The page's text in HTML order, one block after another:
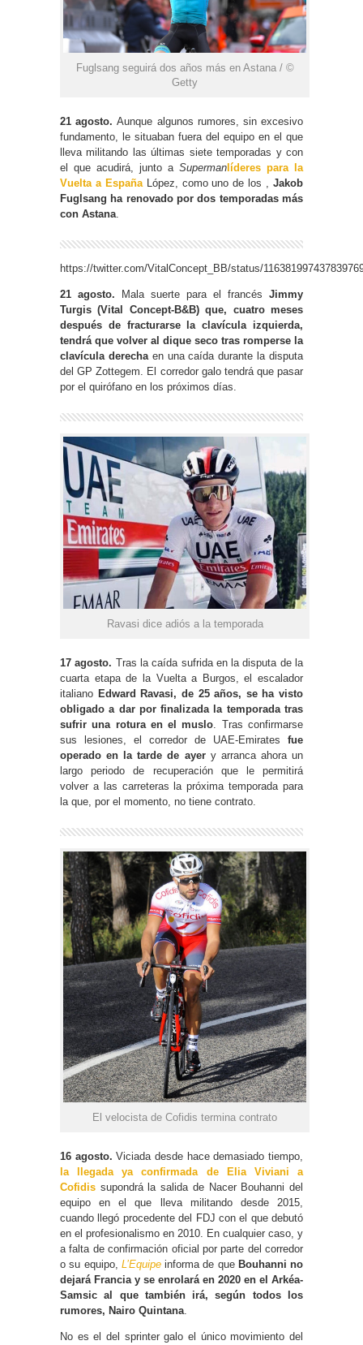
Fuglsang seguirá dos años más en Astana / ©
Getty
21 agosto.Aunque algunos rumores, sin excesivo
fundamento, le situaban fuera del equipo en el que
lleva militando las últimas siete temporadas y con
el que acudirá, junto a Superman líderes para la
Vuelta a EspañaLópez, como uno de los ,Jakob
Fuglsang ha renovado por dos temporadas más
con Astana
https://twitter.com/VitalConcept_BB/status/
21 agosto. Mala suerte para el francés Jimmy
Turgis (Vital Concept-B&B) que, cuatro meses
después de fracturarse la clavícula izquierda,
tendrá que volver al dique seco tras romperse la
clavícula derechaen una caída durante la disputa
del GP Zottegem. El corredor galo tendrá que pasar
por el quirófano en los próximos días.
Ravasi dice adiós a la temporada
17 agosto. Tras la caída sufrida en la disputa de la
cuarta etapa de la Vuelta a Burgos, el escalador
italiano Edward Ravasi, de 25 años, se ha visto
obligado a dar por finalizada la temporada tras
sufrir una rotura en el muslo . Tras confirmarse
sus lesiones, el corredor de UAE-Emirates fue
operado en la tarde de ayery arranca ahora un
largo periodo de recuperación que le permitirá
volver a las carreteras la próxima temporada para
la que, por el momento, no tiene contrato.
El velocista de Cofidis termina contrato
16 agosto.Viciada desde hace demasiado tiempo,
la llegada ya confirmada de Elia Viviani a
Cofidis supondrá la salida de Nacer Bouhanni del
equipo en el que lleva militando desde 2015,
cuando llegó procedente del FDJ con el que debutó
en el profesionalismo en 2010. En cualquier caso, y
a falta de confirmación oficial por parte del corredor
o su equipo, L’Equipe informa de que Bouhanni no
dejará Francia y se enrolará en 2020 en el Arkéa-
Samsic al que también irá, según todos los
rumores, Nairo Quintana.
No es el del sprinter galo el único movimiento del